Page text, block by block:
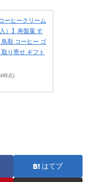
ーヒークリーム
）】寿製菓 す
取 コーヒー ゴ
り寄せ ギフト
時点)
はてブ